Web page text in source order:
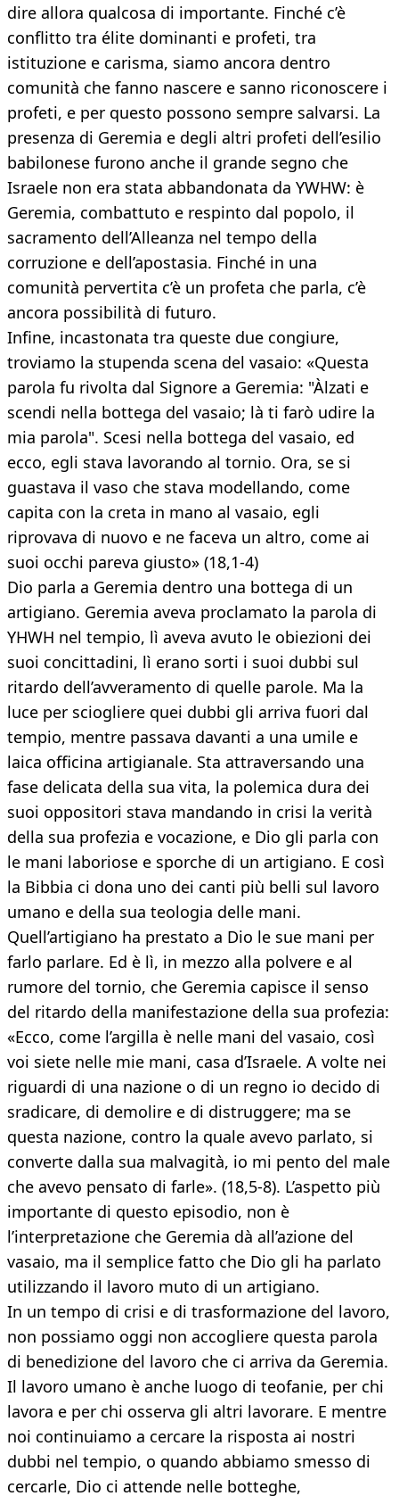
dire allora qualcosa di importante. Finché c’è
conflitto tra élite dominanti e profeti, tra
istituzione e carisma, siamo ancora dentro
comunità che fanno nascere e sanno riconoscere i
profeti, e per questo possono sempre salvarsi. La
presenza di Geremia e degli altri profeti dell’esilio
babilonese furono anche il grande segno che
Israele non era stata abbandonata da YWHW: è
Geremia, combattuto e respinto dal popolo, il
sacramento dell’Alleanza nel tempo della
corruzione e dell’apostasia. Finché in una
comunità pervertita c’è un profeta che parla, c’è
ancora possibilità di futuro.
Infine, incastonata tra queste due congiure,
troviamo la stupenda scena del vasaio: «Questa
parola fu rivolta dal Signore a Geremia: "Àlzati e
scendi nella bottega del vasaio; là ti farò udire la
mia parola". Scesi nella bottega del vasaio, ed
ecco, egli stava lavorando al tornio. Ora, se si
guastava il vaso che stava modellando, come
capita con la creta in mano al vasaio, egli
riprovava di nuovo e ne faceva un altro, come ai
suoi occhi pareva giusto» (18,1-4)
Dio parla a Geremia dentro una bottega di un
artigiano. Geremia aveva proclamato la parola di
YHWH nel tempio, lì aveva avuto le obiezioni dei
suoi concittadini, lì erano sorti i suoi dubbi sul
ritardo dell’avveramento di quelle parole. Ma la
luce per sciogliere quei dubbi gli arriva fuori dal
tempio, mentre passava davanti a una umile e
laica officina artigianale. Sta attraversando una
fase delicata della sua vita, la polemica dura dei
suoi oppositori stava mandando in crisi la verità
della sua profezia e vocazione, e Dio gli parla con
le mani laboriose e sporche di un artigiano. E così
la Bibbia ci dona uno dei canti più belli sul lavoro
umano e della sua teologia delle mani.
Quell’artigiano ha prestato a Dio le sue mani per
farlo parlare. Ed è lì, in mezzo alla polvere e al
rumore del tornio, che Geremia capisce il senso
del ritardo della manifestazione della sua profezia:
«Ecco, come l’argilla è nelle mani del vasaio, così
voi siete nelle mie mani, casa d’Israele. A volte nei
riguardi di una nazione o di un regno io decido di
sradicare, di demolire e di distruggere; ma se
questa nazione, contro la quale avevo parlato, si
converte dalla sua malvagità, io mi pento del male
che avevo pensato di farle». (18,5-8). L’aspetto più
importante di questo episodio, non è
l’interpretazione che Geremia dà all’azione del
vasaio, ma il semplice fatto che Dio gli ha parlato
utilizzando il lavoro muto di un artigiano.
In un tempo di crisi e di trasformazione del lavoro,
non possiamo oggi non accogliere questa parola
di benedizione del lavoro che ci arriva da Geremia.
Il lavoro umano è anche luogo di teofanie, per chi
lavora e per chi osserva gli altri lavorare. E mentre
noi continuiamo a cercare la risposta ai nostri
dubbi nel tempio, o quando abbiamo smesso di
cercarle, Dio ci attende nelle botteghe,